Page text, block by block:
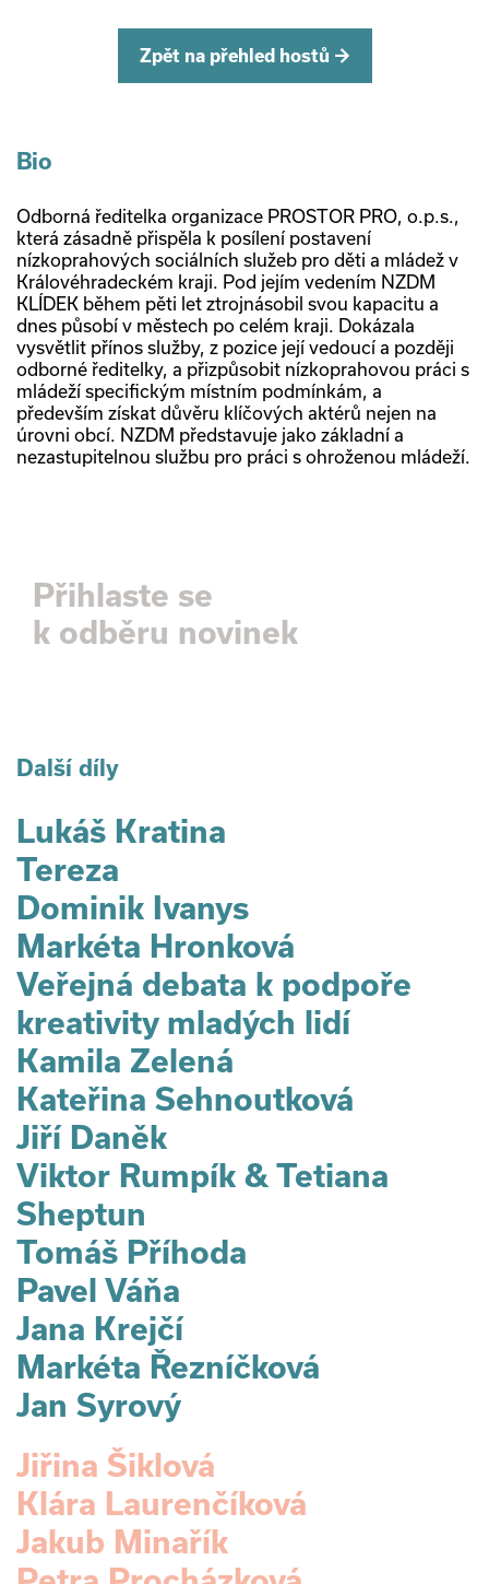
Bio
Odborná ředitelka organizace PROSTOR PRO, o.p.s.,
která zásadně přispěla k posílení postavení
nízkoprahových sociálních služeb pro děti a mládež v
Královéhradeckém kraji. Pod jejím vedením NZDM
KLÍDEK během pěti let ztrojnásobil svou kapacitu a
dnes působí v městech po celém kraji. Dokázala
vysvětlit přínos služby, z pozice její vedoucí a později
odborné ředitelky, a přizpůsobit nízkoprahovou práci s
mládeží specifickým místním podmínkám, a
především získat důvěru klíčových aktérů nejen na
úrovni obcí. NZDM představuje jako základní a
nezastupitelnou službu pro práci s ohroženou mládeží.
Přihlaste se
k odběru novinek
Další díly
Lukáš Kratina
Tereza
Dominik Ivanys
Markéta Hronková
Veřejná debata k podpoře
kreativity mladých lidí
Kamila Zelená
Kateřina Sehnoutková
Jiří Daněk
Viktor Rumpík & Tetiana
Sheptun
Tomáš Příhoda
Pavel Váňa
Jana Krejčí
Markéta Řezníčková
Jan Syrový
Jiřina Šiklová
Klára Laurenčíková
Jakub Minařík
Zpět na přehled hostů →